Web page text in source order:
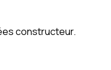
constructeur.